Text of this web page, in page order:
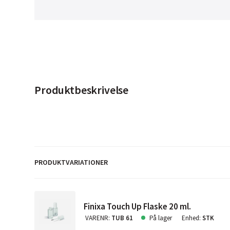
Produktbeskrivelse
PRODUKTVARIATIONER
Finixa Touch Up Flaske 20 ml.
VARENR: TUB 61 På lager Enhed:STK